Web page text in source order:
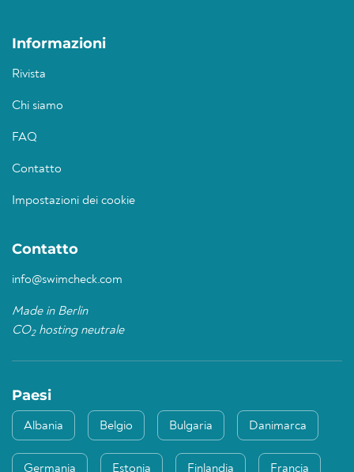
Informazioni
Rivista
Chi siamo
FAQ
Contatto
Impostazioni dei cookie
Contatto
info@swimcheck.com
Made in Berlin
CO2hosting neutrale
Paesi
Albania Belgio Bulgaria Danimarca
Germania Estonia Finlandia Francia